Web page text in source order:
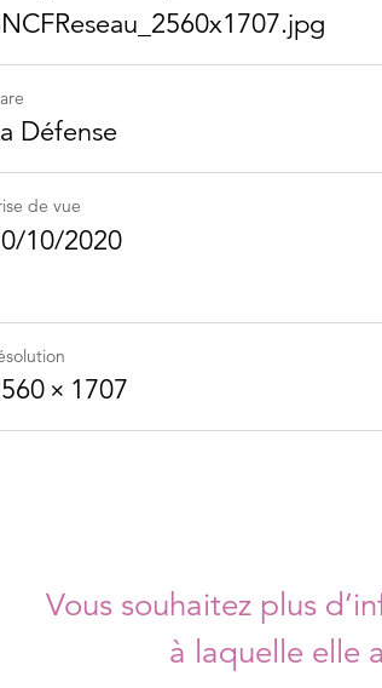
Défense
de vue
10/2020
× 1707
Vous souhaitez plus
à laquelle elle